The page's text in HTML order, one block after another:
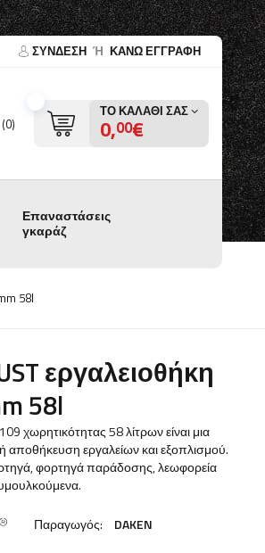
ΣΎΝΔΕΣΗ Ή ΚΑΝΩ ΕΓΓΡΑΦΗ
(0)
ΤΟ ΚΑΛΆΘΙ ΣΑΣ
0,00€
Επαναστάσεις
γκαράζ
58l
εργαλειοθήκη
58l
χωρητικότητας 58 λίτρων είναι μια
αποθήκευση εργαλείων και εξοπλισμού.
φορτηγά παράδοσης, λεωφορεία
Παραγωγός: DAKEN